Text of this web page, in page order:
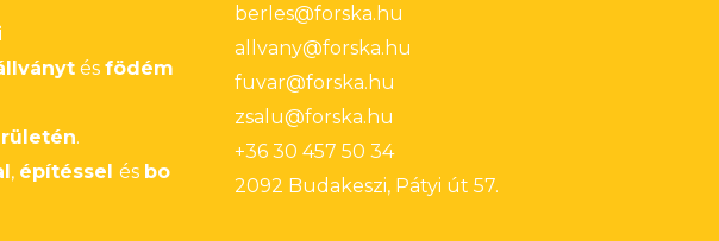
és födém
.
, építéssel és bo
berles@forska.hu
allvany@forska.hu
fuvar@forska.hu
zsalu@forska.hu
+36 30 457 50 34
2092 Budakeszi, Pátyi út 57.